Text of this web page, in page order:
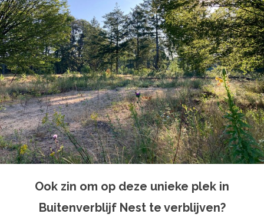
Ook zin om op deze unieke plek in
Buitenverblijf Nest te verblijven?